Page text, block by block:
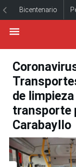
Bicentenario
de
transporte
Carabayllo